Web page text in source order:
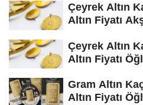
Çeyrek Altın
Altın Fiyatı
Çeyrek Altın
Altın Fiyatı
Gram Altın
Altın Fiyatı